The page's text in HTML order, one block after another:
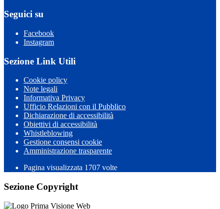
Seguici su
Facebook
Instagram
Sezione Link Utili
Cookie policy
Note legali
Informativa Privacy
Ufficio Relazioni con il Pubblico
Dichiarazione di accessibilità
Obiettivi di accessibilità
Whistleblowing
Gestione consensi cookie
Amministrazione trasparente
Pagina visualizzata 1707 volte
Sezione Copyright